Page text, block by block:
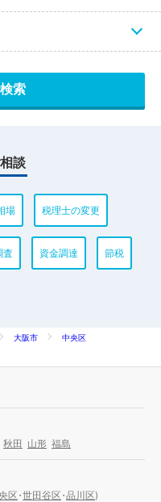
談
場 税理士の変更
査 資金調達 節税
大阪市
中央区
秋田 山形 福島
区・世田谷区・品川区)